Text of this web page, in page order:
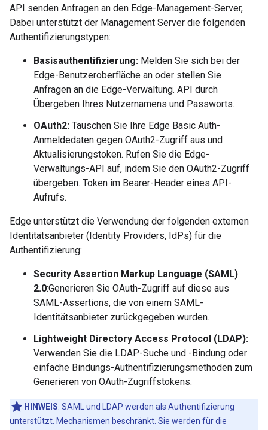
API senden Anfragen an den Edge-Management-Server,
Dabei unterstützt der Management Server die folgenden
Authentifizierungstypen:
Basisauthentifizierung: Melden Sie sich bei der
Edge-Benutzeroberfläche an oder stellen Sie
Anfragen an die Edge-Verwaltung. API durch
Übergeben Ihres Nutzernamens und Passworts.
OAuth2: Tauschen Sie Ihre Edge Basic Auth-
Anmeldedaten gegen OAuth2-Zugriff aus und
Aktualisierungstoken. Rufen Sie die Edge-
Verwaltungs-API auf, indem Sie den OAuth2-Zugriff
übergeben. Token im Bearer-Header eines API-
Aufrufs.
Edge unterstützt die Verwendung der folgenden externen
Identitätsanbieter (Identity Providers, IdPs) für die
Authentifizierung:
Security Assertion Markup Language (SAML)
2.0:Generieren Sie OAuth-Zugriff auf diese aus
SAML-Assertions, die von einem SAML-
Identitätsanbieter zurückgegeben wurden.
Lightweight Directory Access Protocol (LDAP):
Verwenden Sie die LDAP-Suche und -Bindung oder
einfache Bindungs-Authentifizierungsmethoden zum
Generieren von OAuth-Zugriffstokens.
HINWEIS: SAML und LDAP werden als Authentifizierung
unterstützt. Mechanismen beschränkt. Sie werden für die